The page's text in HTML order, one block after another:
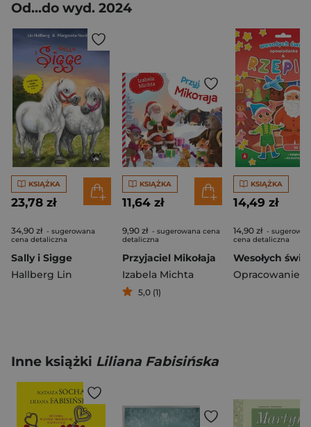
Od...do wyd. 2024
KSIĄŻKA
23,78 zł
34,90 zł - sugerowana
cena detaliczna
Sally i Sigge
Hallberg Lin
KSIĄŻKA
11,64 zł
9,90 zł - sugerowana cena
detaliczna
Przyjaciel Mikołaja
Izabela Michta
5,0 (1)
KSIĄŻKA
14,49 zł
14,90 zł -
cena detaliczna
Inne książki Liliana Fabisińska